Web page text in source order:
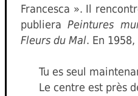
Francesca ». Il
publieraPeintures
Fleurs du Mal. En
Tu es seul
Le centre est près